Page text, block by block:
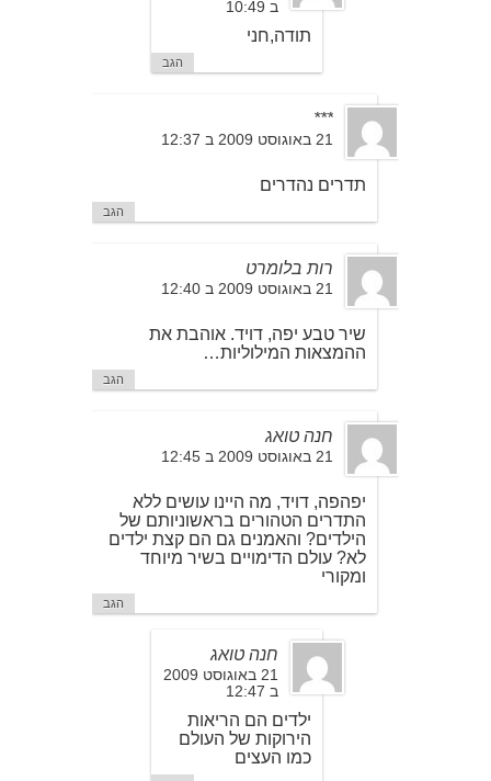
ב 10:49
תודה,חני
הגב
***
21 באוגוסט 2009 ב 12:37
תדרים נהדרים
הגב
רות בלומרט
21 באוגוסט 2009 ב 12:40
שיר טבע יפה, דויד. אוהבת את
ההמצאות המילוליות…
הגב
חנה טואג
21 באוגוסט 2009 ב 12:45
יפהפה, דויד, מה היינו עושים ללא
התדרים הטהורים בראשוניותם של
הילדים? והאמנים גם הם קצת ילדים
לא? עולם הדימויים בשיר מיוחד
ומקורי
הגב
חנה טואג
21 באוגוסט 2009
ב 12:47
ילדים הם הריאות
הירוקות של העולם
כמו העצים